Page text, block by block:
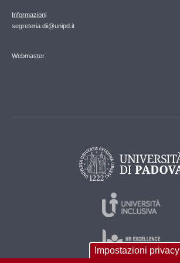
Informazioni
segreteria.dii@unipd.it
Webmaster
Impostazioni privacy